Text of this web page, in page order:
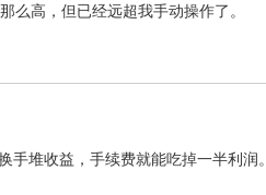
么高，但已经远超我手动操作了。
堆收益，手续费就能吃掉一半利润。